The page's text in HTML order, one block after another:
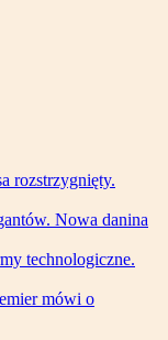
rozstrzygnięty.
Nowa danina
technologiczne.
mówi o